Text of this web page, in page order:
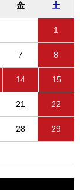
金 土
1
7 8
14 15
21 22
28 29